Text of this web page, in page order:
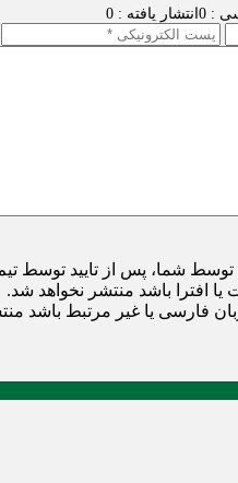
: 0 انتشار یافته : 0
توسط شما، پس از تایید توسط
یا افترا باشد منتشر نخواهد شد.
فارسی یا غیر مرتبط باشد